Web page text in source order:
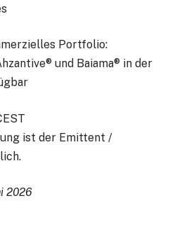
Portfolio:
und Baiama® in der
ist der Emittent /
2026